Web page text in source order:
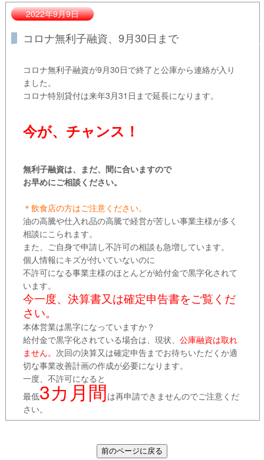
2022年9月9日
コロナ無利子融資、9月30日まで
コロナ無利子融資が9月30日で終了と公庫から連絡が入り
ました。
コロナ特別貸付は来年3月31日まで延長になります。
今が、チャンス！
無利子融資は、まだ、間に合いますので
お早めにご相談ください。
＊飲食店の方はご注意ください。
油の高騰や仕入れ品の高騰で経営が苦しい事業主様が多く
相談にこられます。
また、ご自身で申請し不許可の相談も急増しています。
個人情報にキズが付いていないのに
不許可になる事業主様のほとんどが給付金で黒字化されて
います。
今一度、決算書又は確定申告書をご覧くだ
さい。
本体営業は黒字になっていますか？
給付金で黒字化されている場合は、現状、 公庫融資は取れ
ません。 次回の決算又は確定申告までお待ちいただくか適
切な事業改善計画の作成が必要になります。
一度、不許可になると
最低3カ月間は再申請できませんのでご注意くだ
さい。